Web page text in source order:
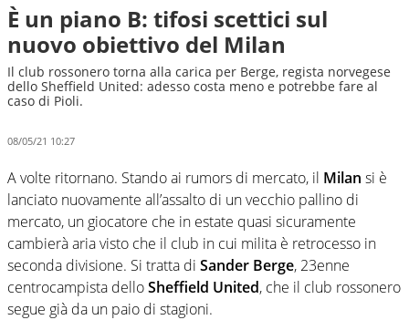
È un piano B: tifosi scettici sul
nuovo obiettivo del Milan
Il club rossonero torna alla carica per Berge, regista norvegese
dello Sheffield United: adesso costa meno e potrebbe fare al
caso di Pioli.
08/05/21 10:27
A volte ritornano. Stando ai rumors di mercato, il Milan si è
lanciato nuovamente all’assalto di un vecchio pallino di
mercato, un giocatore che in estate quasi sicuramente
cambierà aria visto che il club in cui milita è retrocesso in
seconda divisione. Si tratta di Sander Berge, 23enne
centrocampista delloSheffield United, che il club rossonero
segue già da un paio di stagioni.